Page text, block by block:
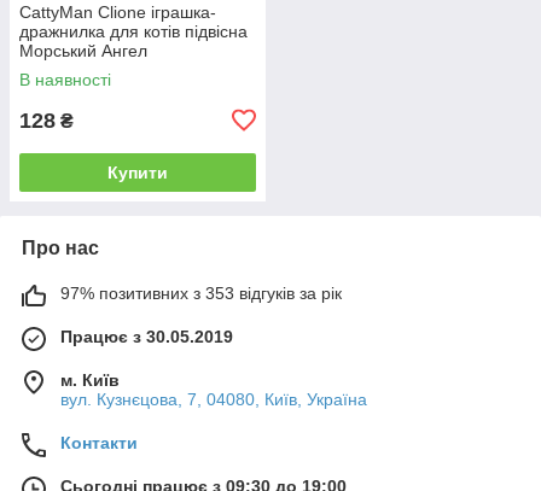
CattyMan Clione іграшка-
дражнилка для котів підвісна
Морський Ангел
В наявності
128 ₴
Купити
Про нас
97% позитивних з 353 відгуків за рік
Працює з 30.05.2019
м. Київ
вул. Кузнєцова, 7, 04080, Київ, Україна
Контакти
Сьогодні працює з 09:30 до 19:00